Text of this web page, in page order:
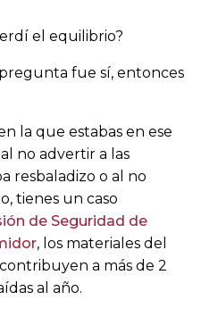
el equilibrio?
fue sí, entonces
la que estabas en ese
no advertir a las
resbaladizo o al no
tienes un caso
de Seguridad de
, los materiales del
a más de 2
al año.